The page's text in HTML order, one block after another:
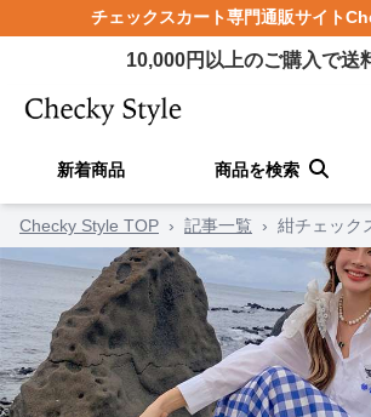
チェックスカート専門通販サイト
10,000円以上のご購入で送
新着商品 商品を検索
Checky Style TOP › 記事一覧 › 紺チェック